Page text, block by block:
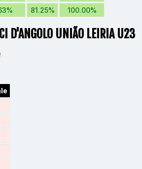
81.25% 100.00%
D'ANGOLO UNIÃO LEIRIA U23